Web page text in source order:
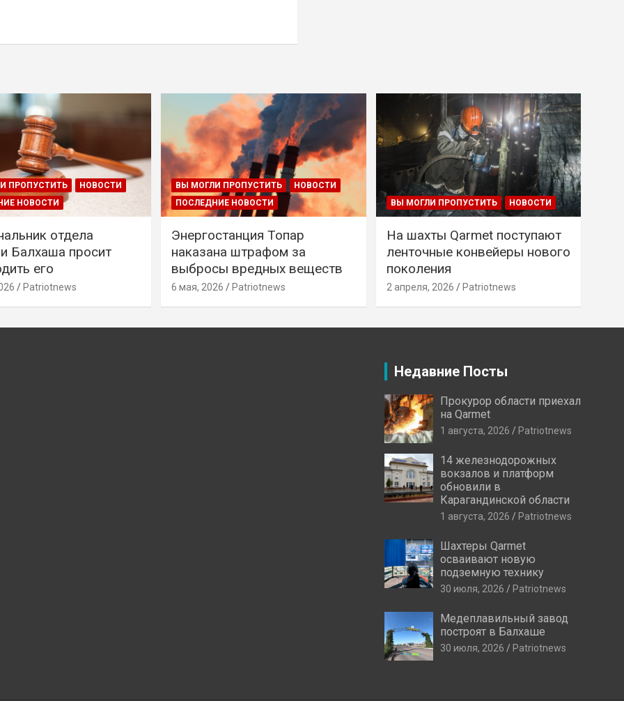
ПРОПУСТИТЬ
НОВОСТИ
НОВОСТИ
отдела
Балхаша просит
его
Patriotnews
ВЫ МОГЛИ ПРОПУСТИТЬ
НОВОСТИ
ПОСЛЕДНИЕ НОВОСТИ
Энергостанция Топар
наказана штрафом за
выбросы вредных веществ
6 мая, 2026 Patriotnews
ВЫ МОГЛИ ПРОПУСТИТЬ НОВОСТИ
На шахты Qarmet поступают
ленточные конвейеры нового
поколения
2 апреля, 2026 Patriotnews
Недавние Посты
Прокурор области приехал
на Qarmet
1 августа, 2026 Patriotnews
14 железнодорожных
вокзалов и платформ
обновили в
Карагандинской области
1 августа, 2026 Patriotnews
Шахтеры Qarmet
осваивают новую
подземную технику
30 июля, 2026 Patriotnews
Медеплавильный завод
построят в Балхаше
30 июля, 2026 Patriotnews